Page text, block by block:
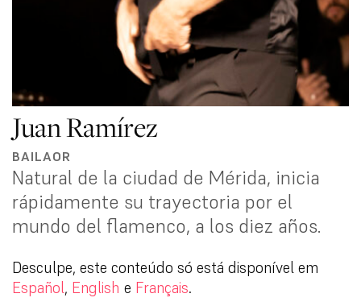
Juan Ramírez
BAILAOR
Natural de la ciudad de Mérida, inicia
rápidamente su trayectoria por el
mundo del flamenco, a los diez años.
Desculpe, este conteúdo só está disponível em
Español, English e Français.